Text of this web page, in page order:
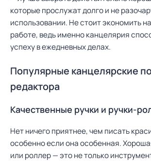
которые прослужат долго и не
использовании. Не стоит экономить
работе, ведь именно канцелярия
успеху в ежедневных делах.
Популярные канцелярские
редактора
Качественные ручки и ручки-
Нет ничего приятнее, чем писать
особенно если она особенная.
или роллер — это не только